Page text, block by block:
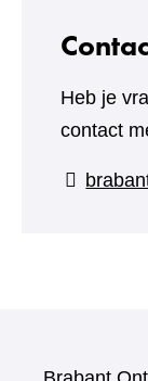
Heb je
contact